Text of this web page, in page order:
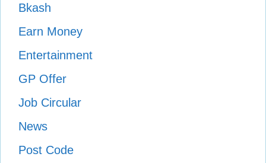
Bkash
Earn Money
Entertainment
GP Offer
Job Circular
News
Post Code